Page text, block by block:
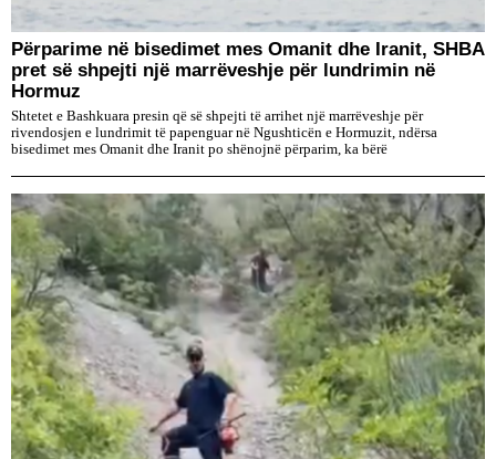
Përparime në bisedimet mes Omanit dhe Iranit, SHBA
pret së shpejti një marrëveshje për lundrimin në
Hormuz
Shtetet e Bashkuara presin që së shpejti të arrihet një marrëveshje për
rivendosjen e lundrimit të papenguar në Ngushticën e Hormuzit, ndërsa
bisedimet mes Omanit dhe Iranit po shënojnë përparim, ka bërë